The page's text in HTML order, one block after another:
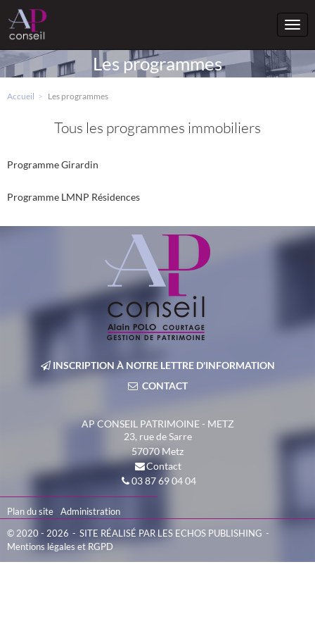
Les programmes
Accueil Les programmes
Tous les programmes immobiliers
Programme Girardin
Programme LMNP Résidences
INSCRIPTION À NOTRE LETTRE D'INFORMATION
CONTACT
AP CONSEIL PATRIMOINE - METZ
23, rue de Sarre
57070Metz
Contact
03 87 69 04 04
Plan du site
Administration
© 2020 - 2026
SITE RÉALISÉ PAR LES ECHOS PUBLISHING
Mentions légales et RGPD